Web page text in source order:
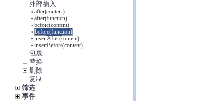
外部插入
»after(content)
»after(function)
»before(content)
» before(function)
»insertAfter(content)
»insertBefore(content)
包裹
替换
删除
复制
筛选
事件